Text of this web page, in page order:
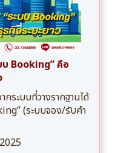
บ Booking” คือ
กระบบที่วางรากฐานได้
(ระบบจอง/รับคำ